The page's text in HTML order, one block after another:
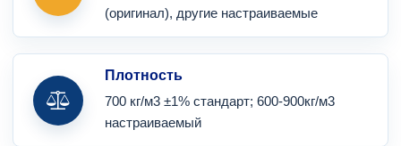
(оригинал), другие настраиваемые
Плотность
700 кг/м3 ±1% стандарт; 600-900кг/м3
настраиваемый